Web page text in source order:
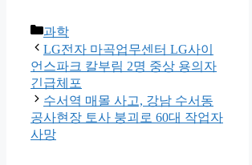
카
테
고
리
과학
LG전자 마곡업무센터 LG사이
언스파크 칼부림 2명 중상 용의자
긴급체포
수서역 매몰 사고, 강남 수서동
공사현장 토사 붕괴로 60대 작업자
사망